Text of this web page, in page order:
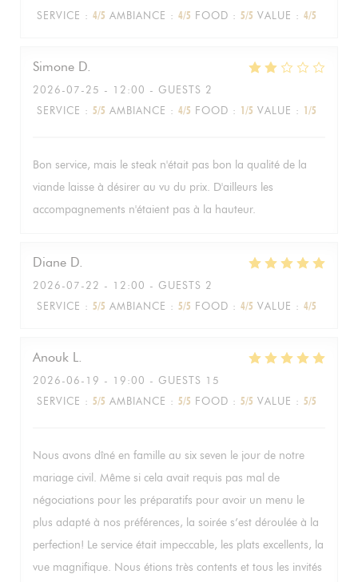
SERVICE : 4/5 AMBIANCE : 4/5 FOOD : 5/5 VALUE : 4/5
Simone D
2026-07-25 - 12:00 - GUESTS 2
SERVICE : 5/5 AMBIANCE : 4/5 FOOD : 1/5 VALUE : 1/5
Bon service, mais le steak n'était pas bon la qualité de la
viande laisse à désirer au vu du prix. D'ailleurs les
accompagnements n'étaient pas à la hauteur.
Diane D
2026-07-22 - 12:00 - GUESTS 2
SERVICE : 5/5 AMBIANCE : 5/5 FOOD : 4/5 VALUE : 4/5
Anouk L
2026-06-19 - 19:00 - GUESTS 15
SERVICE : 5/5 AMBIANCE : 5/5 FOOD : 5/5 VALUE : 5/5
Nous avons dîné en famille au six seven le jour de notre
mariage civil. Même si cela avait requis pas mal de
négociations pour les préparatifs pour avoir un menu le
plus adapté à nos préférences, la soirée s’est déroulée à la
perfection! Le service était impeccable, les plats excellents, la
vue magnifique. Nous étions très contents et tous les invités